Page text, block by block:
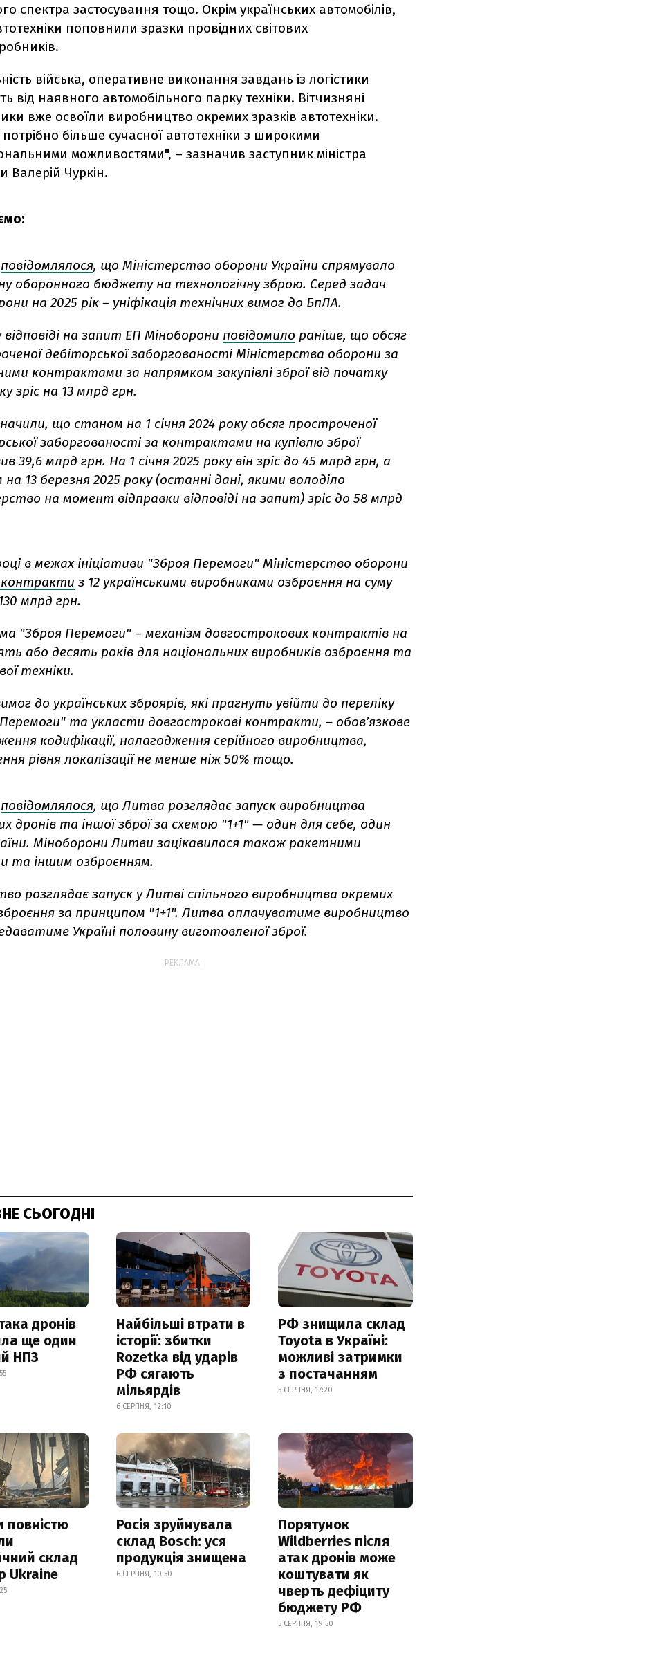
спектра застосування тощо. Окрім українських автомобілів,
поповнили зразки провідних світових
війська, оперативне виконання завдань із логістики
від наявного автомобільного парку техніки. Вітчизняні
вже освоїли виробництво окремих зразків автотехніки.
потрібно більше сучасної автотехніки з широкими
можливостями", – зазначив заступник міністра
Валерій Чуркін.
повідомлялося, що Міністерство оборони України спрямувало
оборонного бюджету на технологічну зброю. Серед задач
на 2025 рік – уніфікація технічних вимог до БпЛА.
відповіді на запит ЕП Міноборони повідомило раніше, що обсяг
дебіторської заборгованості Міністерства оборони за
контрактами за напрямком закупівлі зброї від початку
зріс на 13 млрд грн.
що станом на 1 січня 2024 року обсяг простроченої
заборгованості за контрактами на купівлю зброї
39,6 млрд грн. На 1 січня 2025 року він зріс до 45 млрд грн, а
13 березня 2025 року (останні дані, якими володіло
на момент відправки відповіді на запит) зріс до 58 млрд
в межах ініціативи "Зброя Перемоги" Міністерство оборони
контракти з 12 українськими виробниками озброєння на суму
млрд грн.
"Зброя Перемоги" – механізм довгострокових контрактів на
або десять років для національних виробників озброєння та
техніки.
до українських зброярів, які прагнуть увійти до переліку
та укласти довгострокові контракти, – обов’язкове
кодифікації, налагодження серійного виробництва,
рівня локалізації не менше ніж 50% тощо.
повідомлялося, що Литва розглядає запуск виробництва
дронів та іншої зброї за схемою "1+1" — один для себе, один
Міноборони Литви зацікавилося також ракетними
та іншим озброєнням.
розглядає запуск у Литві спільного виробництва окремих
за принципом "1+1". Литва оплачуватиме виробництво
Україні половину виготовленої зброї.
РЕКЛАМА:
СЬОГОДНІ
дронів
ще один
НПЗ
Найбільші втрати в
історії: збитки
Rozetka від ударів
РФ сягають
мільярдів
6 СЕРПНЯ, 12:10
РФ знищила склад
Toyota в Україні:
можливі затримки
з постачанням
5 СЕРПНЯ, 17:20
повністю
склад
Ukraine
Росія зруйнувала
склад Bosch: уся
продукція знищена
6 СЕРПНЯ, 10:50
Порятунок
Wildberries після
атак дронів може
коштувати як
чверть дефіциту
бюджету РФ
5 СЕРПНЯ, 19:50